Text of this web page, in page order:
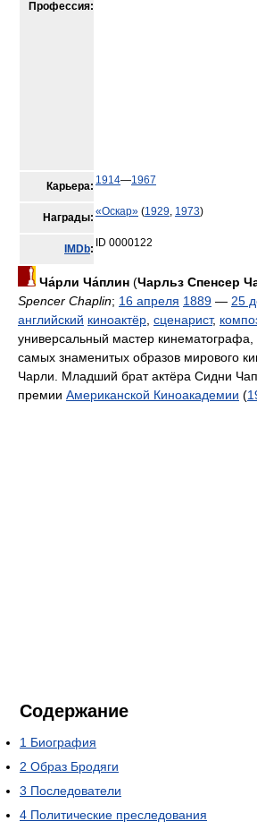
Профессия:
Карьера: 1914—1967
Награды: «Оскар» (1929, 1973)
IMDb: ID 0000122
Ча́рли Ча́плин (Чарльз Спенсер
Spencer Chaplin; 16 апреля 1889 — 25
английский киноактёр сценарист,
универсальный мастер кинематографа,
самых знаменитых образов мирового
Чарли. Младший брат актёра Сидни
премии Американской Киноакадемии (
Содержание
1 Биография
2 Образ Бродяги
3 Последователи
4 Политические преследования